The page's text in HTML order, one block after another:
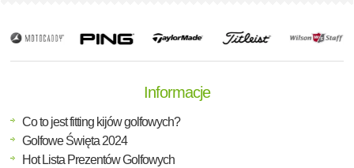
Informacje
Co to jest fitting kijów golfowych?
Golfowe Święta 2024
Hot Lista Prezentów Golfowych